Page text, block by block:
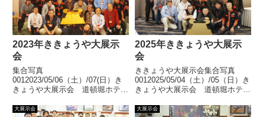
2023年ききょうや大展示
会
集合写真
0012023/05/06（土）/07(日）き
きょうや大展示会 道頓堀ホテル
会を開催いたしました。おかげさ
2025年ききょうや大展示
会
ききょうや大展示会集合写真
0012025/05/04（土）/05（日）き
きょうや大展示会 道頓堀ホテル
を開催いたしました。おかげさま
大展示会 大展示会